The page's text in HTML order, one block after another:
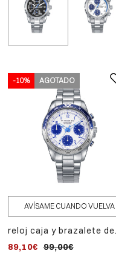
-10% AGOTADO
AVÍSAME CUANDO VUELVA
reloj caja y brazalete de
cuarzo.pulsera de acero
89,10€ 99,00€